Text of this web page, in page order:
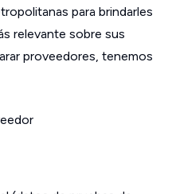
para brindarles
relevante sobre sus
proveedores, tenemos